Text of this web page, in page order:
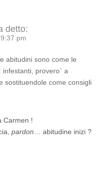
detto:
pm
abitudini sono come le
infestanti, provero` a
sostituendole come consigli
Carmen !
pardon… abitudine inizi ?